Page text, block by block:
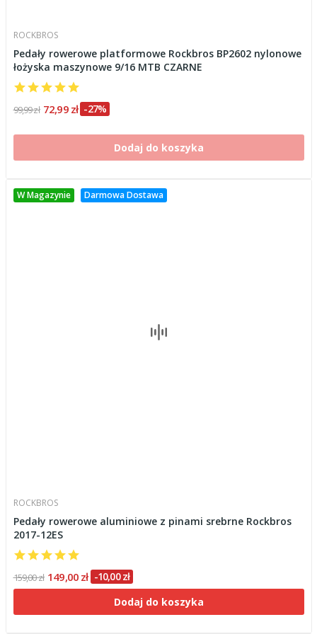
ROCKBROS
Pedały rowerowe platformowe Rockbros BP2602 nylonowe
łożyska maszynowe 9/16 MTB CZARNE
99,99 zł 72,99 zł -27%
Dodaj do koszyka
W Magazynie Darmowa Dostawa
ROCKBROS
Pedały rowerowe aluminiowe z pinami srebrne Rockbros
2017-12ES
159,00 zł 149,00 zł -10,00 zł
Dodaj do koszyka